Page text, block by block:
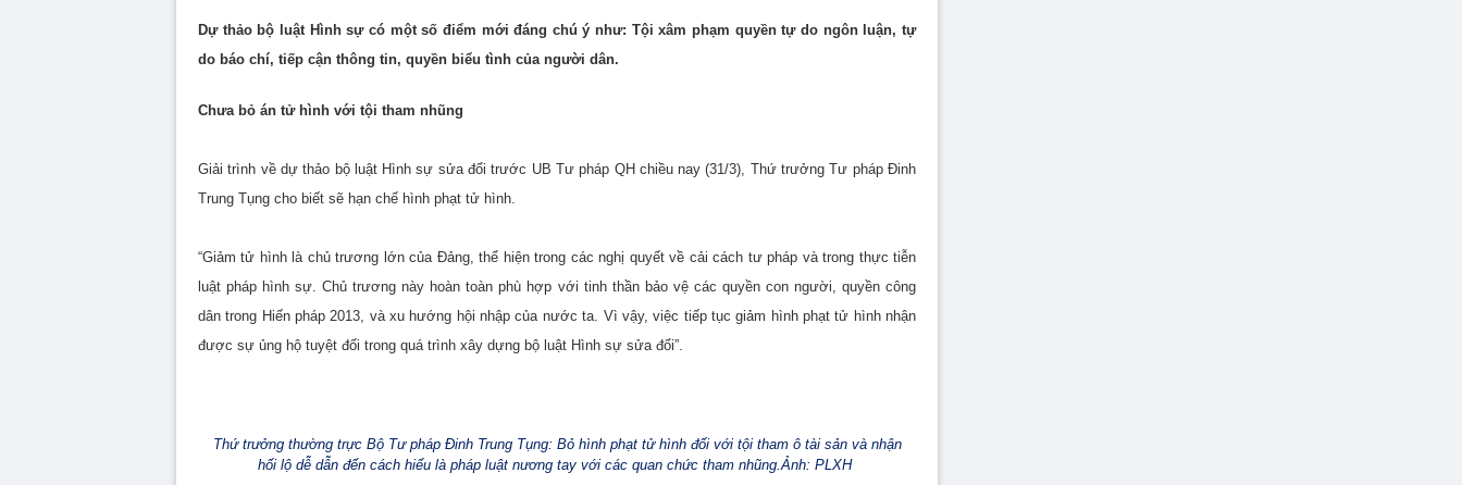
Dự thảo bộ luật Hình sự có một số điểm mới đáng chú ý như: Tội xâm phạm quyền tự do ngôn luận, tự
do báo chí, tiếp cận thông tin, quyền biểu tình của người dân.
Chưa bỏ án tử hình với tội tham nhũng
Giải trình về dự thảo bộ luật Hình sự sửa đổi trước UB Tư pháp QH chiều nay (31/3), Thứ trưởng Tư pháp Đinh
Trung Tụng cho biết sẽ hạn chế hình phạt tử hình.
“Giảm tử hình là chủ trương lớn của Đảng, thể hiện trong các nghị quyết về cải cách tư pháp và trong thực tiễn
luật pháp hình sự. Chủ trương này hoàn toàn phù hợp với tinh thần bảo vệ các quyền con người, quyền công
dân trong Hiến pháp 2013, và xu hướng hội nhập của nước ta. Vì vậy, việc tiếp tục giảm hình phạt tử hình nhận
được sự ủng hộ tuyệt đối trong quá trình xây dựng bộ luật Hình sự sửa đổi”.
Thứ trưởng thường trực Bộ Tư pháp Đinh Trung Tụng: Bỏ hình phạt tử hình đối với tội tham ô tài sản và nhận
hối lộ dễ dẫn đến cách hiểu là pháp luật nương tay với các quan chức tham nhũng.Ảnh: PLXH